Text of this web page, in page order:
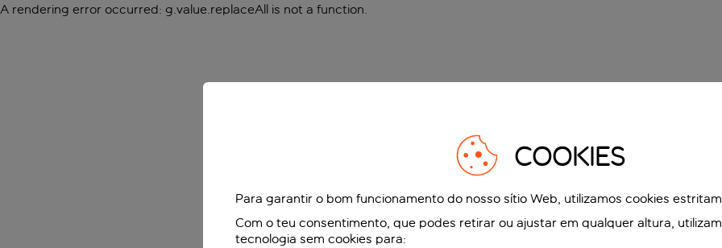
A rendering error occurred: g.value.replaceAll is not a function.
COOKIES
Para garantir o bom funcionamento do nosso sítio Web, utilizamos cookies
Com o teu consentimento, que podes retirar ou ajustar em qualquer altura,
tecnologia sem cookies para: